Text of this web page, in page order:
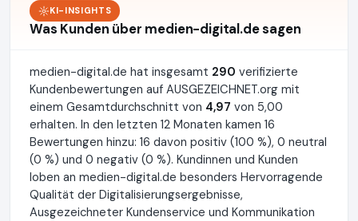
KI-INSIGHTS
Was Kunden über medien-digital.de sagen
medien-digital.de hat insgesamt 290 verifizierte
Kundenbewertungen auf AUSGEZEICHNET.org mit
einem Gesamtdurchschnitt von 4,97 von 5,00
erhalten. In den letzten 12 Monaten kamen 16
Bewertungen hinzu: 16 davon positiv (100 %), 0 neutral
(0 %) und 0 negativ (0 %). Kundinnen und Kunden
loben an medien-digital.de besonders Hervorragende
Qualität der Digitalisierungsergebnisse,
Ausgezeichneter Kundenservice und Kommunikation